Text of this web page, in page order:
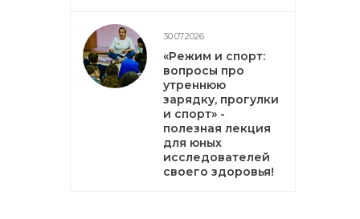
30.07.2026
«Режим и спорт:
вопросы про
утреннюю
зарядку, прогулки
и спорт» -
полезная лекция
для юных
исследователей
своего здоровья!